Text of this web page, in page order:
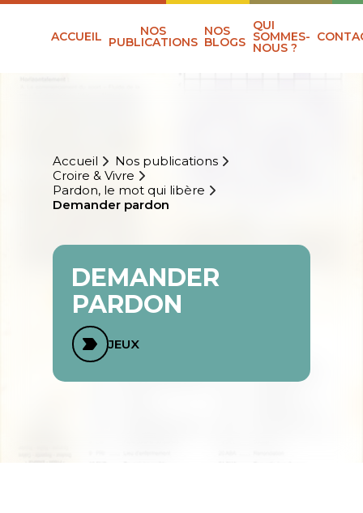
ACCUEIL NOS
PUBLICATIONS
NOS
BLOGS
QUI
SOMMES-
NOUS ?
Accueil
Nos publications
Croire & Vivre
Pardon, le mot qui libère
Demander pardon
DEMANDER
PARDON
JEUX